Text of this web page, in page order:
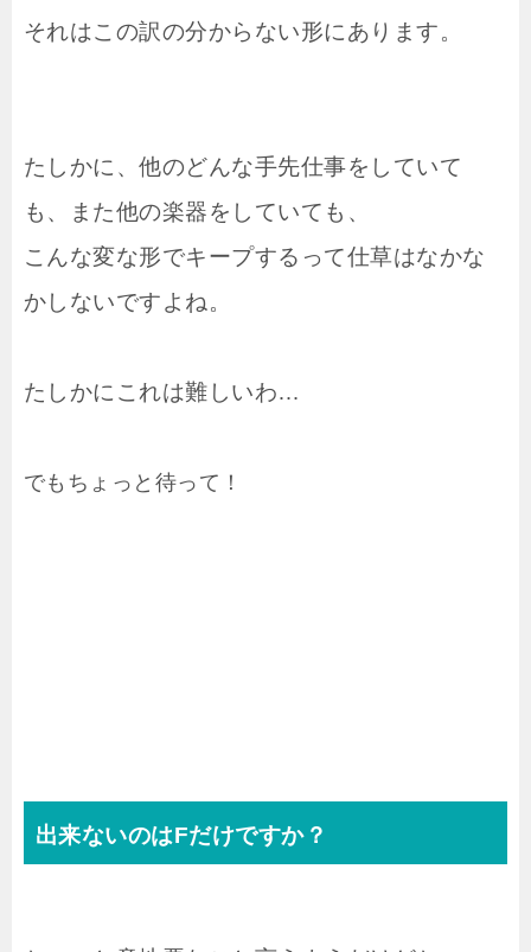
それはこの訳の分からない形にあります。
たしかに、他のどんな手先仕事をしていて
も、また他の楽器をしていても、
こんな変な形でキープするって仕草はなかな
かしないですよね。
たしかにこれは難しいわ…
でもちょっと待って！
出来ないのはFだけですか？